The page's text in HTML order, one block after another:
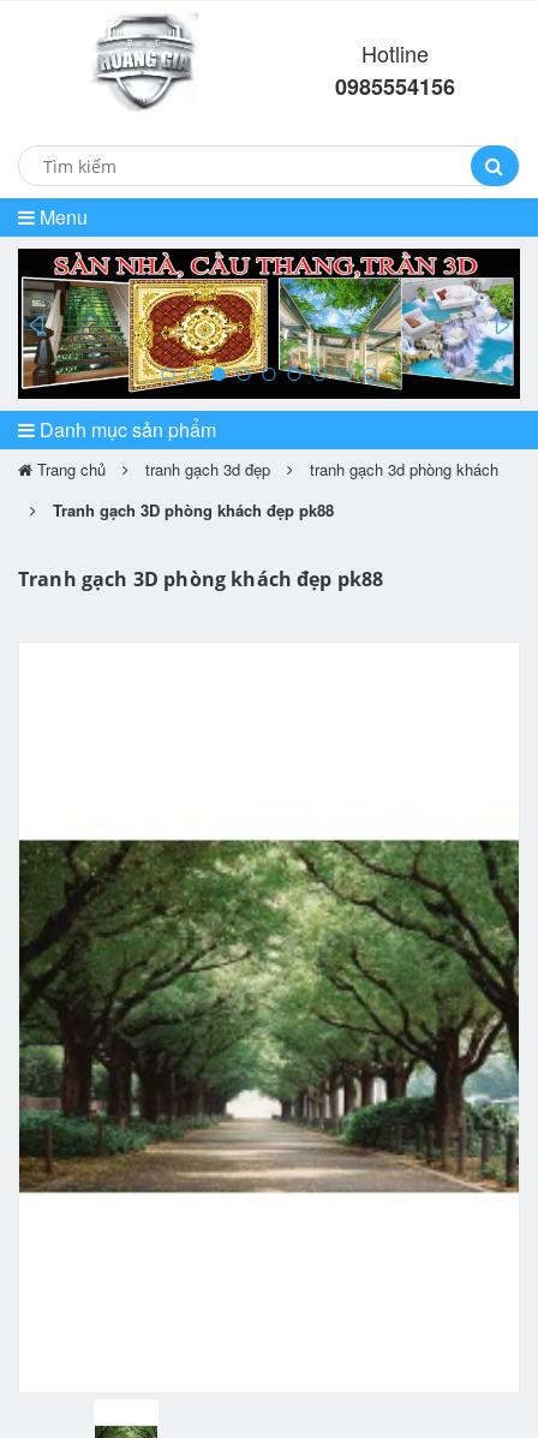
Hotline
0985554156
Menu
prev
Danh mục sản phẩm
Trang chủ tranh gạch 3d đẹp
tranh gạch 3d phòng khách
Tranh gạch 3D phòng khách đẹp pk88
Tranh gạch 3D phòng khách đẹp pk88